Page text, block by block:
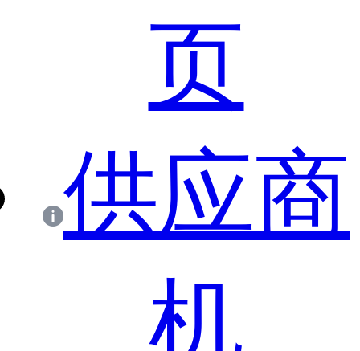
页
供应商
机